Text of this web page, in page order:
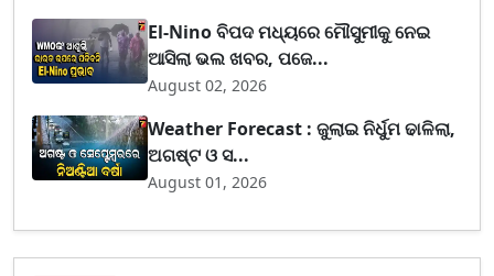
El-Nino ବିପଦ ମଧ୍ୟରେ ମୌସୁମୀକୁ ନେଇ
ଆସିଲା ଭଲ ଖବର, ପଜେ...
August 02, 2026
Weather Forecast : ଜୁଲାଇ ନିର୍ଧୁମ ଢାଳିଲା,
ଅଗଷ୍ଟ ଓ ସ...
August 01, 2026